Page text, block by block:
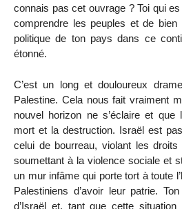
connais pas cet ouvrage ? Toi qui
comprendre les peuples et de
politique de ton pays dans ce
étonné.
C’est un long et douloureux
Palestine. Cela nous fait vraiment
nouvel horizon ne s’éclaire et que
mort et la destruction. Israël est
celui de bourreau, violant les
soumettant à la violence sociale et
un mur infâme qui porte tort à toute
Palestiniens d’avoir leur patrie.
d’Israël et, tant que cette situation